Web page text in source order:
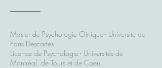
Master de Psychologie Clinique - Université de
Paris Descartes
Licence de Psychologie - Universités de
Montréal, de Tours et de Caen